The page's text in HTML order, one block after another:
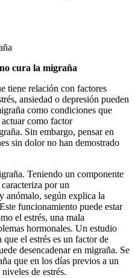
cura la migraña
tiene relación con factores
ansiedad o depresión pueden
como condiciones que
como factor
Sin embargo, pensar en
sin dolor no han demostrado
Teniendo un componente
por un
anómalo, según explica la
funcionamiento puede estar
el estrés, una mala
hormonales. Un estudio
el estrés es un factor de
desencadenar en migraña. Se
que en los días previos a un
de estrés.